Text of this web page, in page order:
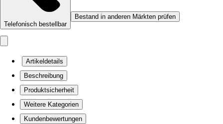
Telefonisch bestellbar
Bestand in anderen Märkten prüfen
Artikeldetails
Beschreibung
Produktsicherheit
Weitere Kategorien
Kundenbewertungen